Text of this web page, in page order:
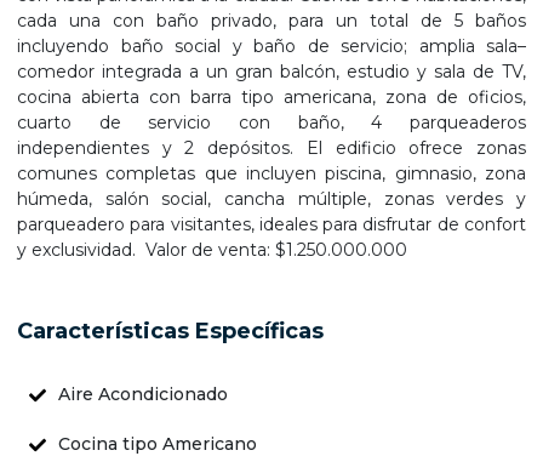
cada una con baño privado, para un total de 5 baños
incluyendo baño social y baño de servicio; amplia sala–
comedor integrada a un gran balcón, estudio y sala de TV,
cocina abierta con barra tipo americana, zona de oficios,
cuarto de servicio con baño, 4 parqueaderos
independientes y 2 depósitos. El edificio ofrece zonas
comunes completas que incluyen piscina, gimnasio, zona
húmeda, salón social, cancha múltiple, zonas verdes y
parqueadero para visitantes, ideales para disfrutar de confort
y exclusividad. Valor de venta: $1.250.000.000
Características Específicas
Aire Acondicionado
Cocina tipo Americano